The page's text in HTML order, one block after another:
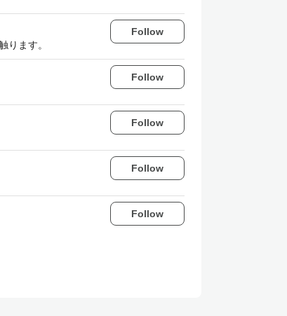
ます。
Follow
Follow
Follow
Follow
Follow